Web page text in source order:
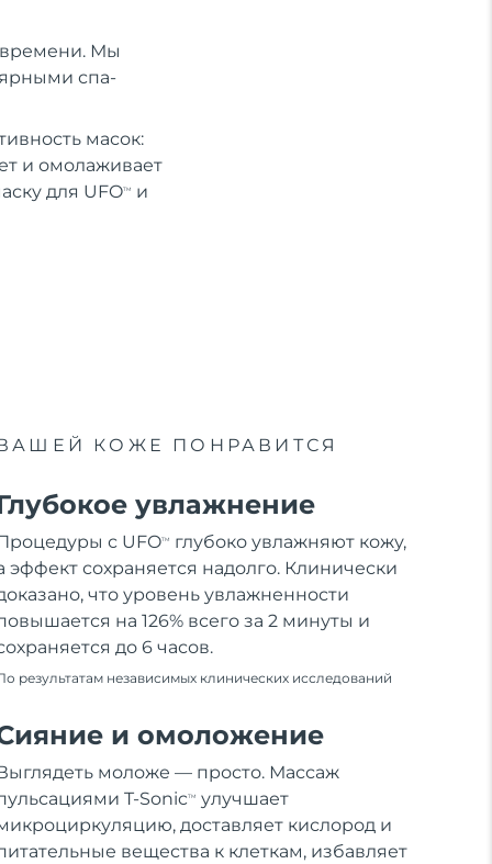
времени. Мы
спа-
масок:
и омолаживает
для UFOTM и
КОЖЕ ПОНРАВИТСЯ
увлажнение
с UFOTM
глубоко увлажняют кожу,
эффект сохраняется надолго. Клинически
что уровень увлажненности
на 126% всего за 2 минуты и
до 6 часов.
результатам независимых клинических исследований
и омоложение
моложе — просто. Массаж
T-SonicTM
улучшает
доставляет кислород и
вещества к клеткам, избавляет